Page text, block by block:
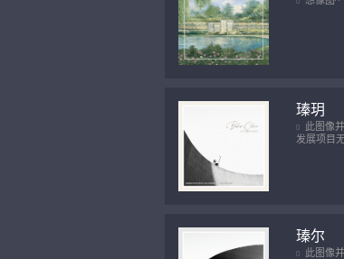
瑧玥
此图像
发展项目无
瑧尔
此图像